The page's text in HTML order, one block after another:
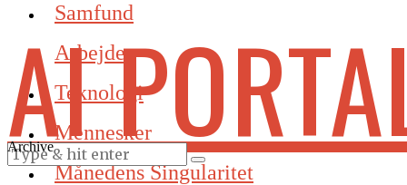
Samfund
Arbejde
Teknologi
Mennesker
Månedens Singularitet
AI
Archive